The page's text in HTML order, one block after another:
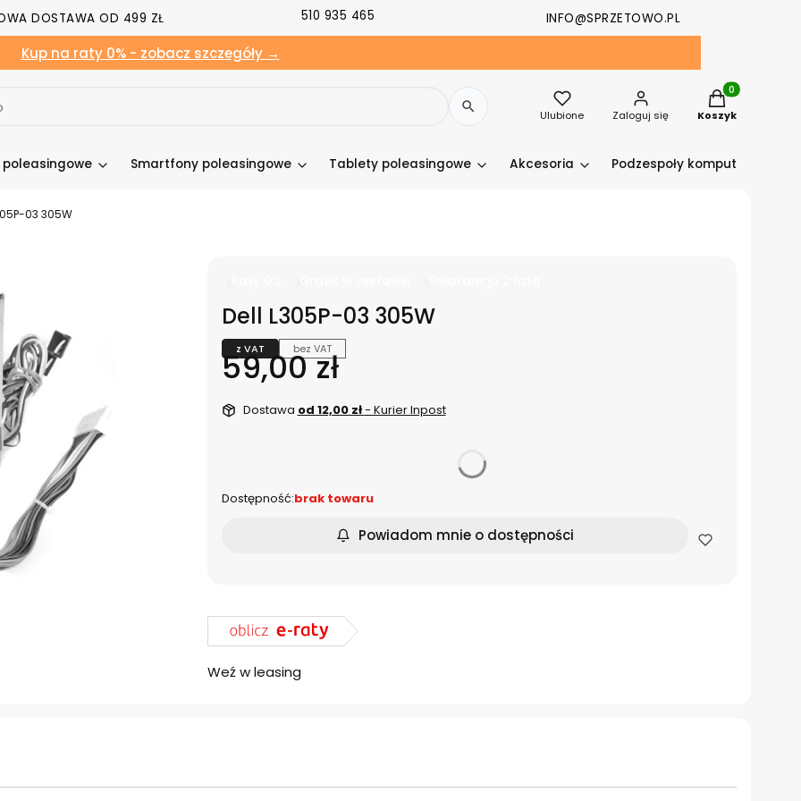
DOSTAWA OD 499 ZŁ 510 935 465 INFO@SPRZETOWO.PL
Kup na raty 0% - zobacz szczegóły →
Ulubione Zaloguj się
Produkty w
Koszyk
Smartfony poleasingowe Tablety poleasingowe Akcesoria Podzespoły komputerowe
03 305W
Dell L305P-03 305W
z VAT bez VAT
Cena
59,00 zł
Dostawa od 12,00 zł- Kurier Inpost
Dostępność:brak towaru
Powiadom mnie o dostępności
Weź w leasing